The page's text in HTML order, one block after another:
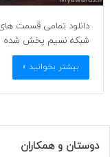
دانلود تمامی قسمت
شبکه نسیم پخش
بیشتر بخوانید »
دوستان و همکاران